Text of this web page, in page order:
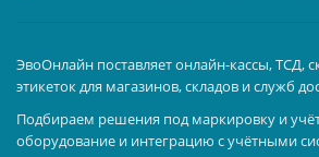
ЭвоОнлайн поставляет онлайн-кассы, ТСД,
этикеток для магазинов, складов и служб
Подбираем решения под маркировку и
оборудование и интеграцию с учётными